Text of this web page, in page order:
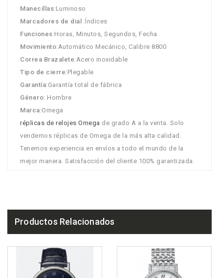
Manecillas:Luminoso
Marcadores de dial :Índices
Funciones:Horas, Minutos, Segundos, Fecha
Movimiento:Automático Mecánico, Calibre 8800
Correa Brazalete:Acero inoxidable
Tipo de cierre:Plegable
Garantía:Garantía total de fábrica
Género: Hombre
Marca:Omega
réplicas de relojes Omega de grado A a la venta. Solo
vendemos réplicas de Omega de la más alta calidad.
Tenemos experiencia en envíos a todo el mundo de la
mejor manera. Satisfacción del cliente 100% garantizada.
Productos Relacionados